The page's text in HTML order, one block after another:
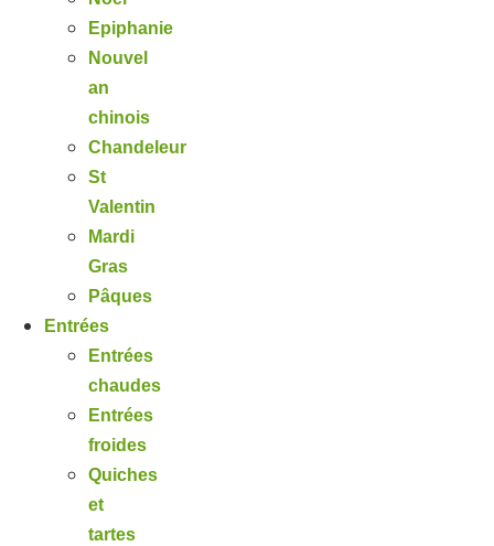
Epiphanie
Nouvel
an
chinois
Chandeleur
St
Valentin
Mardi
Gras
Pâques
Entrées
Entrées
chaudes
Entrées
froides
Quiches
et
tartes